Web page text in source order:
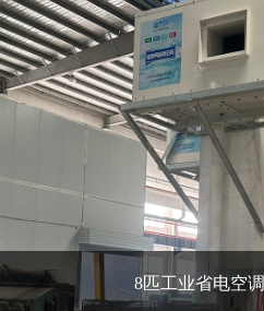
8匹工业省电空